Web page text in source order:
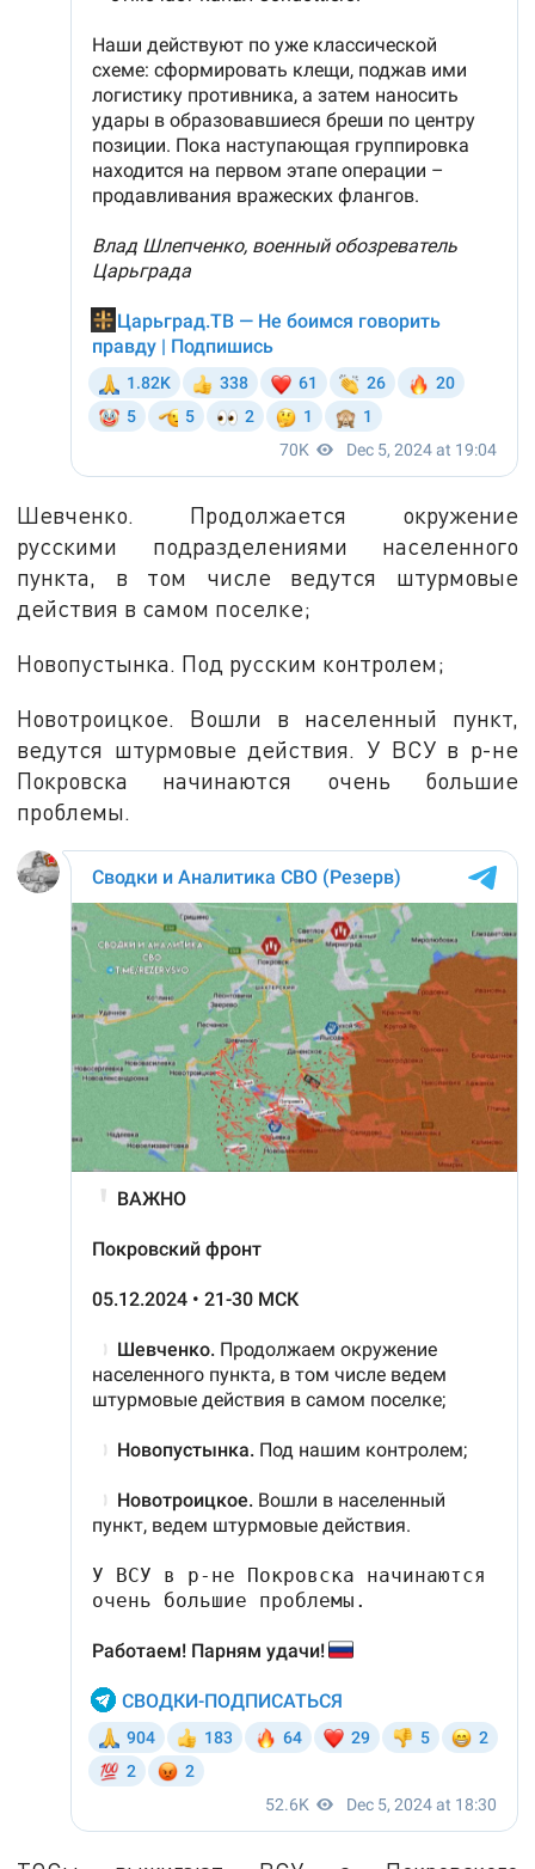
Шевченко. Продолжается окружение
русскими подразделениями населенного
пункта, в том числе ведутся штурмовые
действия в самом поселке;
Новопустынка. Под русским контролем;
Новотроицкое. Вошли в населенный пункт,
ведутся штурмовые действия. У ВСУ в р-не
Покровска начинаются очень большие
проблемы.